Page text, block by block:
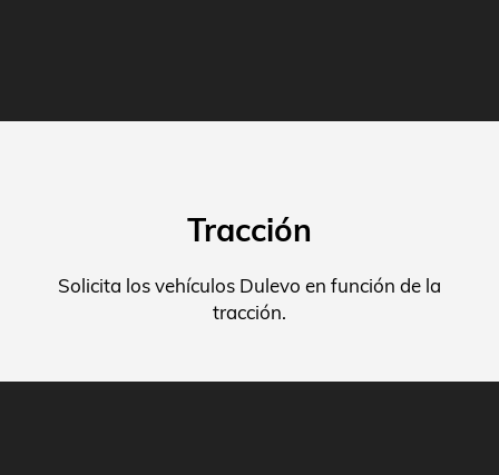
Tracción
Solicita los vehículos Dulevo en función de la
tracción.